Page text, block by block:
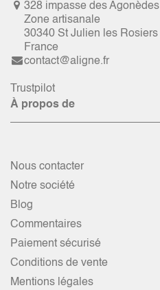
328 impasse des Agonèdes
Zone artisanale
30340 St Julien les Rosiers
France
contact@aligne.fr
Trustpilot
À propos de
Nous contacter
Notre société
Blog
Commentaires
Paiement sécurisé
Conditions de vente
Mentions légales